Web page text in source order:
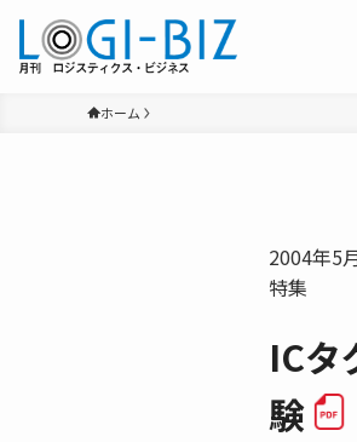
ホーム
2004年5
特集
IC
験